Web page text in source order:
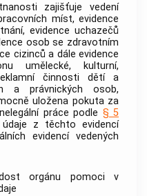
zajišťuje vedení
míst, evidence
evidence uchazečů
osob se zdravotním
cizinců a dále evidence
umělecké, kulturní,
činnosti dětí a
a právnických osob,
uložena pokuta za
nelegální práce podle § 5
z těchto evidencí
evidencí vedených
orgánu pomoci v